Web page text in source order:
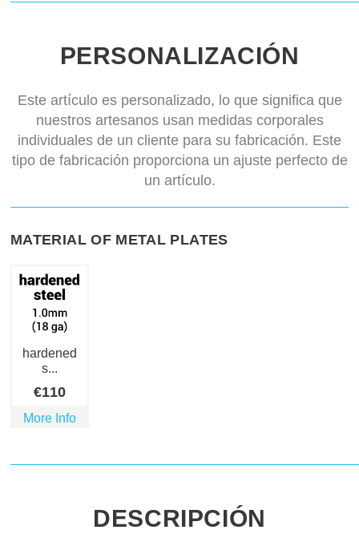
PERSONALIZACIÓN
Este artículo es personalizado, lo que significa que
nuestros artesanos usan medidas corporales
individuales de un cliente para su fabricación. Este
tipo de fabricación proporciona un ajuste perfecto de
un artículo.
MATERIAL OF METAL PLATES
hardened
s...
€110
More Info
DESCRIPCIÓN